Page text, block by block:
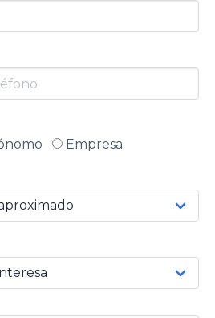
Empresa